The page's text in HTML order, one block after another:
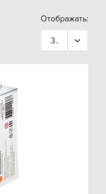
Отображать:
36